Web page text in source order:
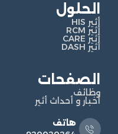
الحلول
أثير HIS
أثير RCM
أثير CARE
أثير DASH
الصفحات
وظائف
أخبار و أحداث أثير
هاتف